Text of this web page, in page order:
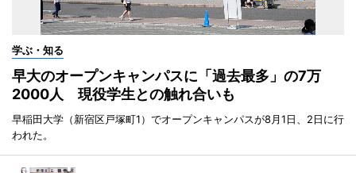
学ぶ・知る
早大のオープンキャンパスに「過去最多」の7万
2000人 現役学生との触れ合いも
早稲田大学（新宿区戸塚町1）でオープンキャンパスが8月1日、2日に行
われた。